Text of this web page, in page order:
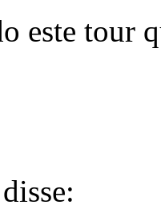
este tour
disse: